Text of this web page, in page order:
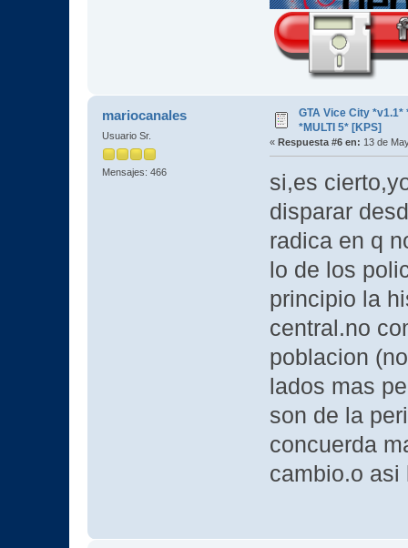
mariocanales
Usuario Sr.
Mensajes: 466
GTA Vice City *v1.1*
*MULTI 5* [KPS]
« Respuesta #6 en: 13 de
si,es
disparar
radica en q
lo de los
principio la
central.no
poblacion
lados mas
son de la
concuerda
cambio.o asi